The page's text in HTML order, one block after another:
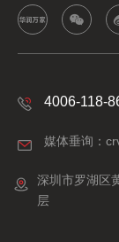
4006-118-
媒体垂询：
深圳市罗湖区
层